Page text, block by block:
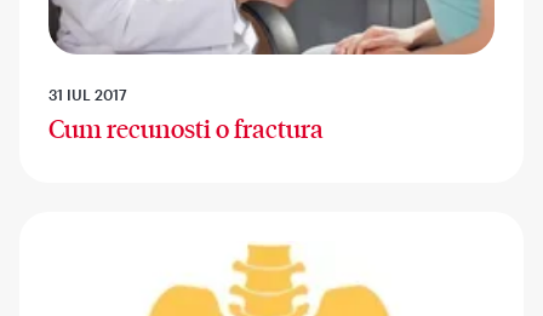
31 IUL 2017
Cum recunosti o fractura